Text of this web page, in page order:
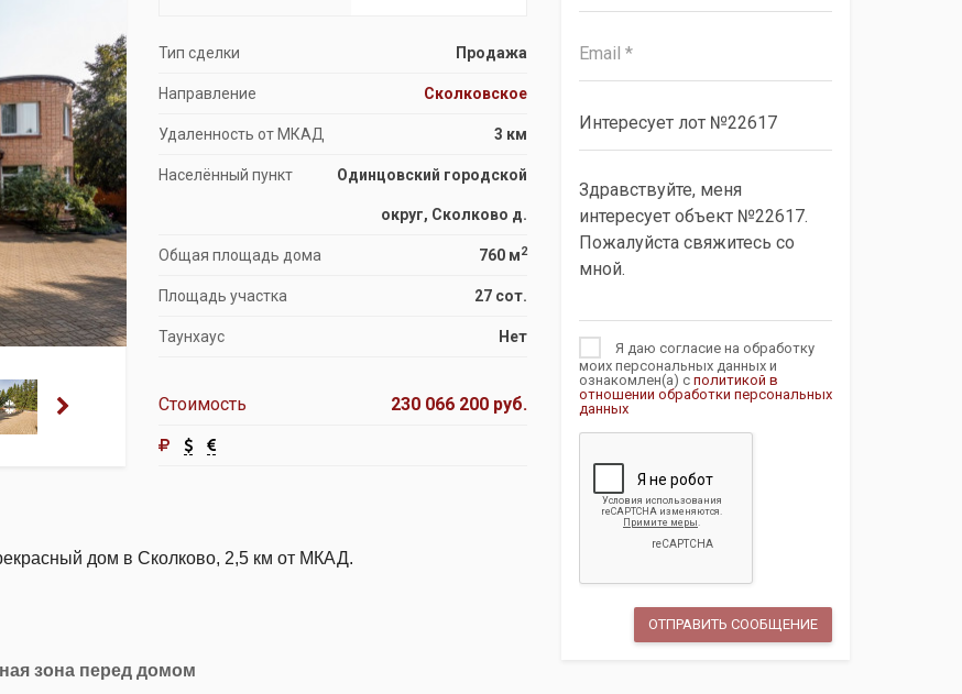
Продажа особняков
Помещения свободного назначения
Тип сделки Продажа
Направление Сколковское
Удаленность от МКАД 3 км
Населённый пункт Одинцовский городской
округ, Сколково д.
Общая площадь дома 760 м2
Площадь участка 27 сот.
Таунхаус Нет
Стоимость 230 066 200 руб.
дом в Сколково, 2,5 км от МКАД.
зона перед домом
Я даю согласие на обработку
моих персональных данных и
ознакомлен(а) с политикой в
отношении обработки персональных
данных